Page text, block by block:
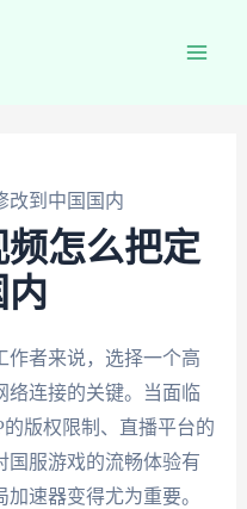
改到中国国内
怎么把定
作者来说，选择一个高
络连接的关键。当面临
版权限制、直播平台的
国服游戏的流畅体验有
速器变得尤为重要。